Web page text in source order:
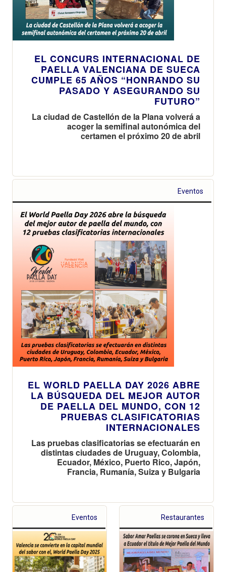
EL CONCURS INTERNACIONAL DE
PAELLA VALENCIANA DE SUECA
CUMPLE 65 AÑOS “HONRANDO SU
PASADO Y ASEGURANDO SU
FUTURO”
La ciudad de Castellón de la Plana volverá a
acoger la semifinal autonómica del
certamen el próximo 20 de abril
Eventos
EL WORLD PAELLA DAY 2026 ABRE
LA BÚSQUEDA DEL MEJOR AUTOR
DE PAELLA DEL MUNDO, CON 12
PRUEBAS CLASIFICATORIAS
INTERNACIONALES
Las pruebas clasificatorias se efectuarán en
distintas ciudades de Uruguay, Colombia,
Ecuador, México, Puerto Rico, Japón,
Francia, Rumanía, Suiza y Bulgaria
Eventos Restaurantes